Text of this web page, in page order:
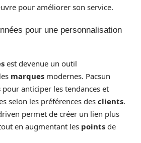
pour améliorer son service.
pour une personnalisation
est devenue un outil
marques modernes. Pacsun
pour anticiper les tendances et
selon les préférences des clients.
permet de créer un lien plus
en augmentant les points de